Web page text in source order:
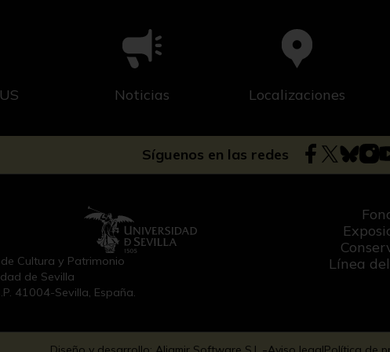
Noticias Localizaciones
Síguenos en las redes
Cultura y Patrimonio
de Sevilla
41004-Sevilla, España.
Línea